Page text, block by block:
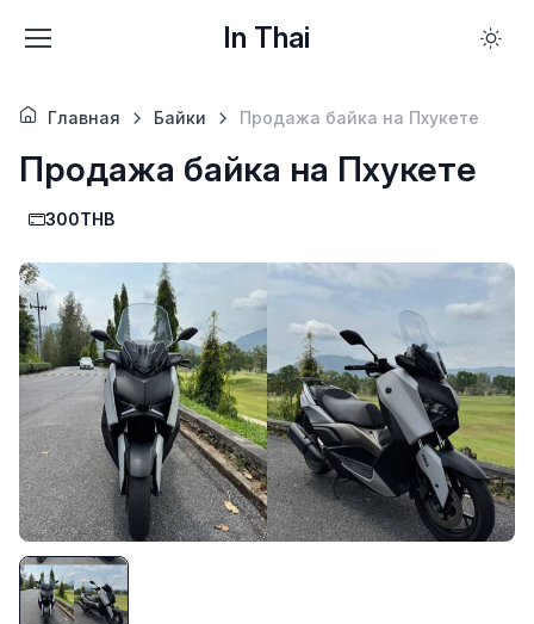
In Thai
Главная Байки Продажа байка на Пхукете
Продажа байка на Пхукете
300THB